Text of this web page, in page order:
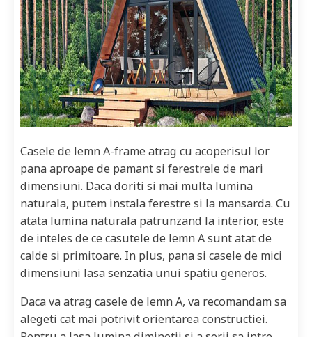
Casele de lemn A-frame atrag cu acoperisul lor
pana aproape de pamant si ferestrele de mari
dimensiuni. Daca doriti si mai multa lumina
naturala, putem instala ferestre si la mansarda. Cu
atata lumina naturala patrunzand la interior, este
de inteles de ce casutele de lemn A sunt atat de
calde si primitoare. In plus, pana si casele de mici
dimensiuni lasa senzatia unui spatiu generos.
Daca va atrag casele de lemn A, va recomandam sa
alegeti cat mai potrivit orientarea constructiei.